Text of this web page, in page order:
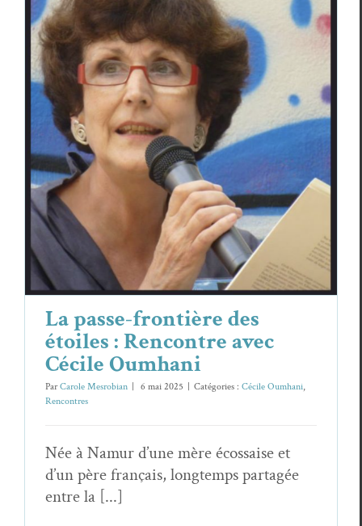
La passe-frontière des étoiles :
Rencontre avec Cécile Oumhani
Cécile Oumhani Rencontres
La passe-frontière des
étoiles : Rencontre avec
Cécile Oumhani
ParCarole Mesrobian | 6 mai 2025 | Catégories : Cécile Oumhani,
Rencontres
Née à Namur d’une mère écossaise et
d’un père français, longtemps partagée
entre la [...]